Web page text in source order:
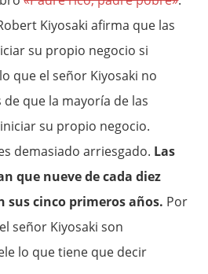
Kiyosaki afirma que las
su propio negocio si
que el señor Kiyosaki no
que la mayoría de las
su propio negocio.
demasiado arriesgado. Las
que nueve de cada diez
sus cinco primeros años. Por
señor Kiyosaki son
lo que tiene que decir